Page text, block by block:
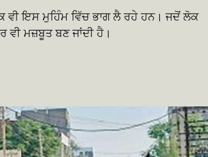
ਵੀ ਇਸ ਮੁਹਿੰਮ ਵਿੱਚ ਭਾਗ ਲੈ ਰਹੇ ਹਨ। ਜਦੋਂ ਲੋਕ
ਵੀ ਮਜ਼ਬੂਤ ਬਣ ਜਾਂਦੀ ਹੈ।